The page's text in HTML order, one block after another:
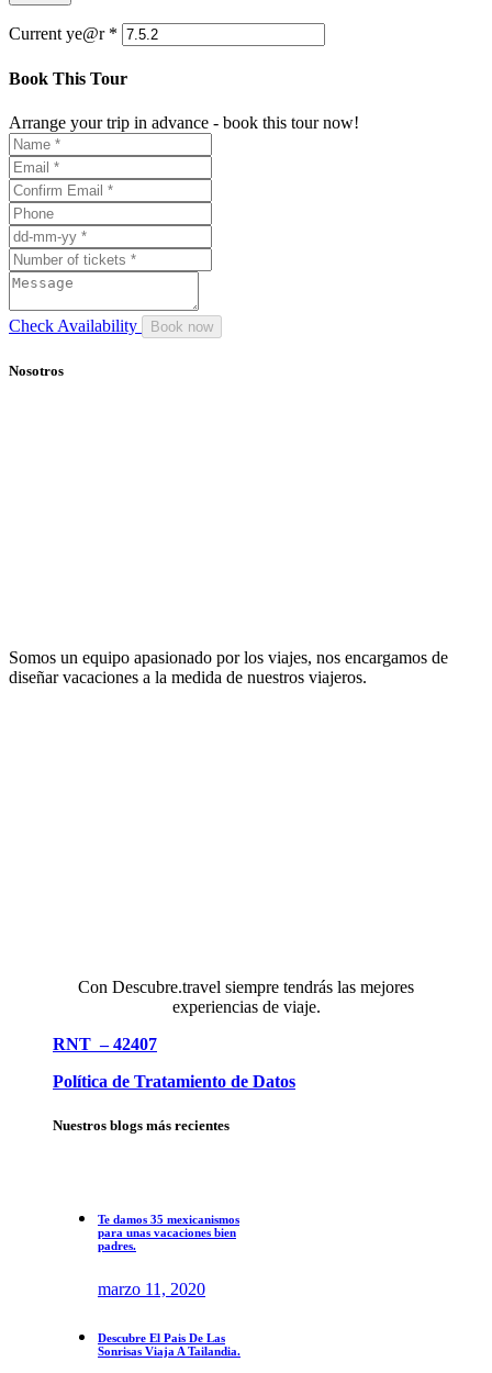
Current ye@r *
Book This Tour
Arrange your trip in advance - book this tour now!
Check Availability
Nosotros
Somos un equipo apasionado por los viajes, nos encargamos de
diseñar vacaciones a la medida de nuestros viajeros.
Con Descubre.travel siempre tendrás las mejores
experiencias de viaje.
RNT – 42407
Política de Tratamiento de Datos
Nuestros blogs más recientes
Te damos 35 mexicanismos
para unas vacaciones bien
padres.
marzo 11, 2020
Descubre El Pais De Las
Sonrisas Viaja A Tailandia.